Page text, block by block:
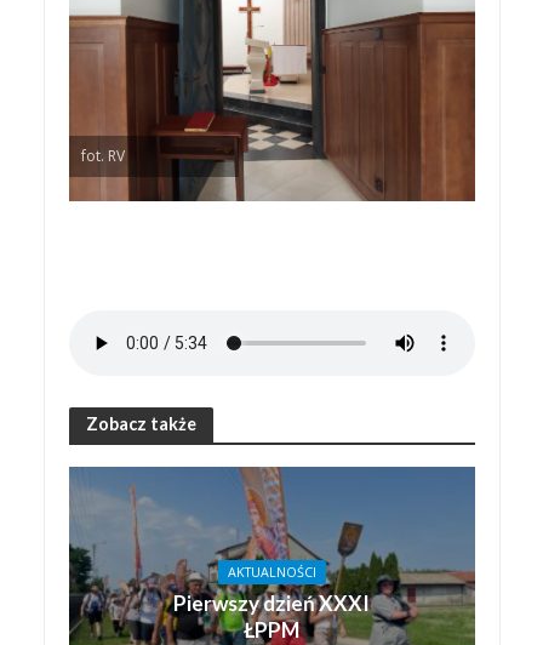
fot. RV
Zobacz także
AKTUALNOŚCI
Pierwszy dzień XXXI
ŁPPM